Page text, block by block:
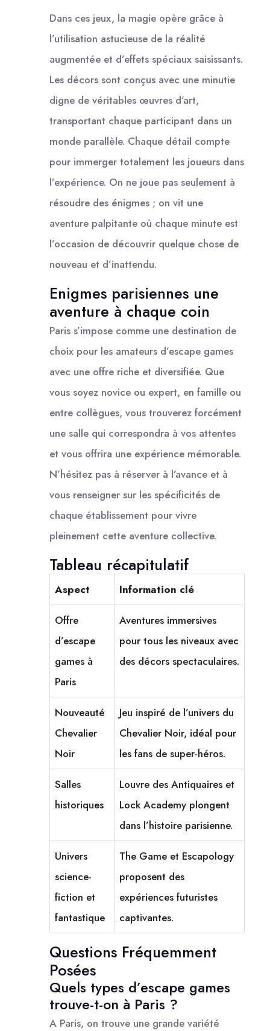
Dans ces jeux, la magie opère grâce à
l’utilisation astucieuse de la réalité
augmentée et d’effets spéciaux saisissants.
Les décors sont conçus avec une minutie
digne de véritables œuvres d’art,
transportant chaque participant dans un
monde parallèle. Chaque détail compte
pour immerger totalement les joueurs dans
l’expérience. On ne joue pas seulement à
résoudre des énigmes ; on vit une
aventure palpitante où chaque minute est
l’occasion de découvrir quelque chose de
nouveau et d’inattendu.
Enigmes parisiennes une
aventure à chaque coin
Paris s’impose comme une destination de
choix pour les amateurs d’escape games
avec une offre riche et diversifiée. Que
vous soyez novice ou expert, en famille ou
entre collègues, vous trouverez forcément
une salle qui correspondra à vos attentes
et vous offrira une expérience mémorable.
N’hésitez pas à réserver à l’avance et à
vous renseigner sur les spécificités de
chaque établissement pour vivre
pleinement cette aventure collective.
Tableau récapitulatif
Aspect Information clé
Offre
d’escape
games à
Paris
Aventures immersives
pour tous les niveaux avec
des décors spectaculaires.
Nouveauté
Chevalier
Noir
Jeu inspiré de l’univers du
Chevalier Noir, idéal pour
les fans de super-héros.
Salles
historiques
Louvre des Antiquaires et
Lock Academy plongent
dans l’histoire parisienne.
Univers
science-
fiction et
fantastique
The Game et Escapology
proposent des
expériences futuristes
captivantes.
Questions Fréquemment
Posées
Quels types d’escape games
trouve-t-on à Paris ?
A Paris, on trouve une grande variété